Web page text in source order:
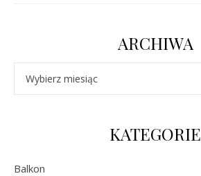
ARCHIWA
KATEGORIE
Balkon